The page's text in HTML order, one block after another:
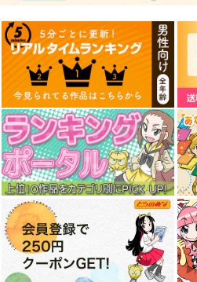
ガチ★ドランカーズ
817円 （税込）
サンプル
作品詳細